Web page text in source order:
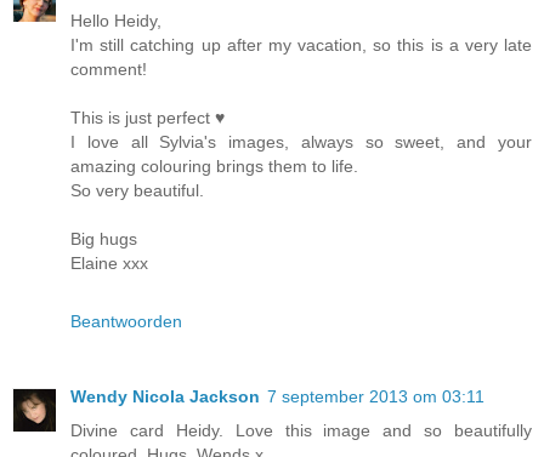
Hello Heidy,
I'm still catching up after my vacation, so this is a very late
comment!
This is just perfect ♥
I love all Sylvia's images, always so sweet, and your
amazing colouring brings them to life.
So very beautiful.
Big hugs
Elaine xxx
Beantwoorden
Wendy Nicola Jackson 7 september 2013 om 03:11
Divine card Heidy. Love this image and so beautifully